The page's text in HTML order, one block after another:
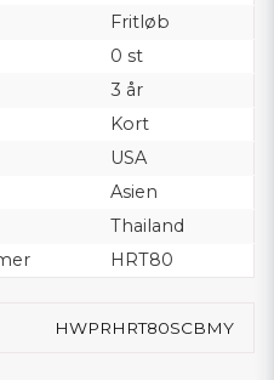
Fritløb
0 st
3 år
Kort
USA
Asien
Thailand
HRT80
HWPRHRT80SCBMY